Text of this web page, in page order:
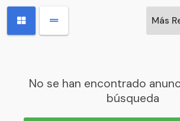
No se han encontrado
búsqueda